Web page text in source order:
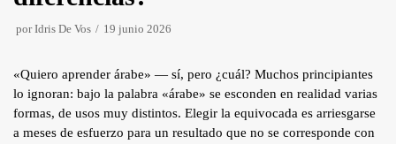
Cuadernos de actividades
Contenidos culturales
porIdris De Vos 19 junio 2026
«Quiero aprender árabe» — sí, pero ¿cuál? Muchos principiantes
lo ignoran: bajo la palabra «árabe» se esconden en realidad varias
formas, de usos muy distintos. Elegir la equivocada es arriesgarse
a meses de esfuerzo para un resultado que no se corresponde con